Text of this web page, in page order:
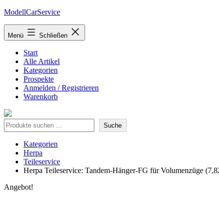
Zum
springen
ModellCarService
Menü Schließen
Start
Alle Artikel
Kategorien
Prospekte
Anmelden / Registrieren
Warenkorb
Suche Suche
Kategorien
Herpa
Teileservice
Herpa Teileservice: Tandem-Hänger-FG für Volumenzüge
Angebot!